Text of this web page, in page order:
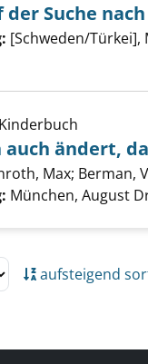
Crossing: Auf der
der Suche
Verfasser
[Schweden/Türkei],
Egal was sich auch
Kinderbuch
auch ändert,
Max; Berman,
München, August
aufsteigend